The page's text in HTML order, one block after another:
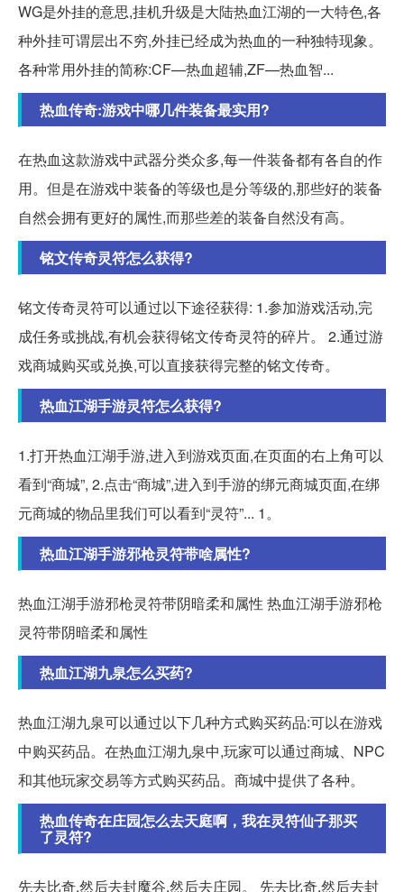
WG是外挂的意思,挂机升级是大陆热血江湖的一大特色,各
种外挂可谓层出不穷,外挂已经成为热血的一种独特现象。
各种常用外挂的简称:CF—热血超辅,ZF—热血智...
热血传奇:游戏中哪几件装备最实用?
在热血这款游戏中武器分类众多,每一件装备都有各自的作
用。但是在游戏中装备的等级也是分等级的,那些好的装备
自然会拥有更好的属性,而那些差的装备自然没有高。
铭文传奇灵符怎么获得?
铭文传奇灵符可以通过以下途径获得: 1.参加游戏活动,完
成任务或挑战,有机会获得铭文传奇灵符的碎片。 2.通过游
戏商城购买或兑换,可以直接获得完整的铭文传奇。
热血江湖手游灵符怎么获得?
1.打开热血江湖手游,进入到游戏页面,在页面的右上角可以
看到“商城”, 2.点击“商城”,进入到手游的绑元商城页面,在绑
元商城的物品里我们可以看到“灵符”... 1。
热血江湖手游邪枪灵符带啥属性?
热血江湖手游邪枪灵符带阴暗柔和属性 热血江湖手游邪枪
灵符带阴暗柔和属性
热血江湖九泉怎么买药?
热血江湖九泉可以通过以下几种方式购买药品:可以在游戏
中购买药品。在热血江湖九泉中,玩家可以通过商城、NPC
和其他玩家交易等方式购买药品。商城中提供了各种。
热血传奇在庄园怎么去天庭啊，我在灵符仙子那买
了灵符?
先去比奇,然后去封魔谷,然后去庄园。 先去比奇,然后去封